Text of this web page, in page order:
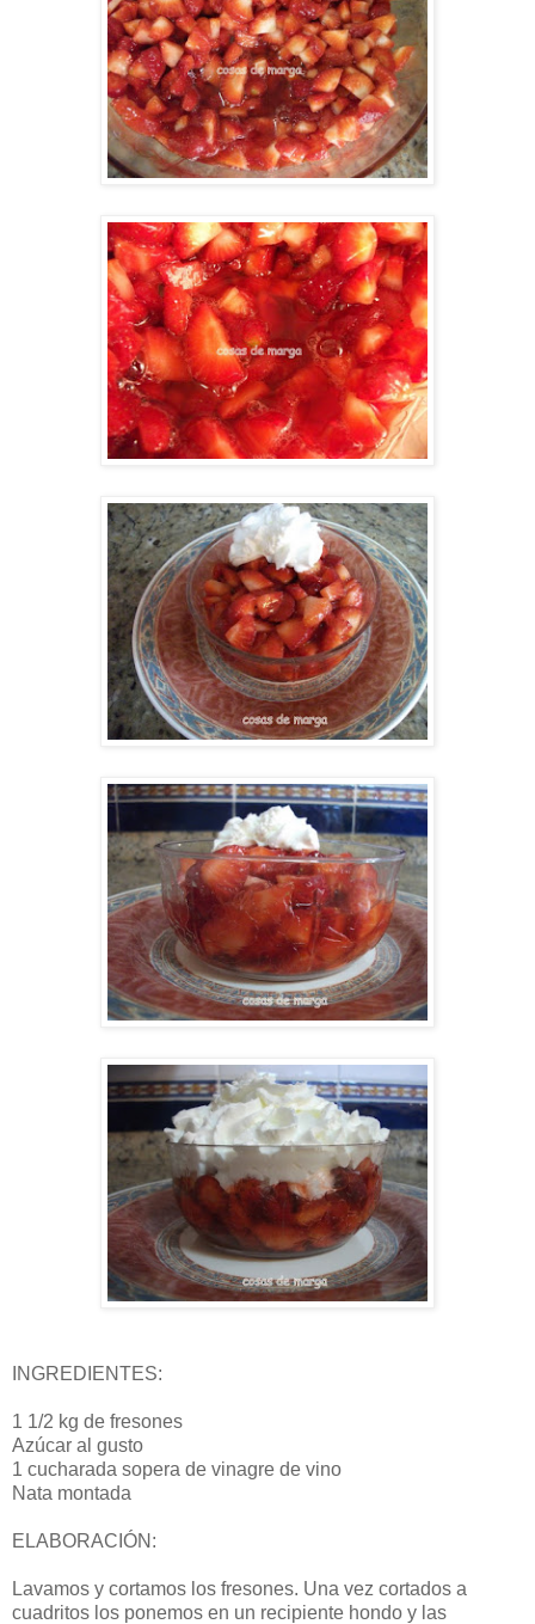
INGREDIENTES:
1 1/2 kg de fresones
Azúcar al gusto
1 cucharada sopera de vinagre de vino
Nata montada
ELABORACIÓN:
Lavamos y cortamos los fresones. Una vez cortados a
cuadritos los ponemos en un recipiente hondo y las